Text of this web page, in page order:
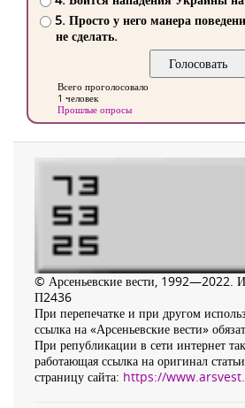
5. Просто у него манера
не сделать.
Всего проголосовало
1 человек
Прошлые опросы
© Арсеньевские вести, 1992—2022.
П2436
При перепечатке и при другом
ссылка на «Арсеньевские вести»
При републикации в сети интернет
работающая ссылка на оригинал
страницу сайта: https://